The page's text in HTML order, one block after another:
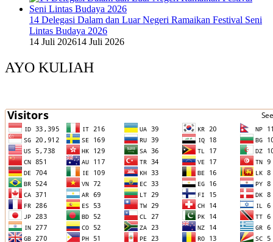
14 Delegasi Dalam dan Luar Negeri Ramaikan Festival Seni
Lintas Budaya 2026
14 Juli 202614 Juli 2026
AYO KULIAH